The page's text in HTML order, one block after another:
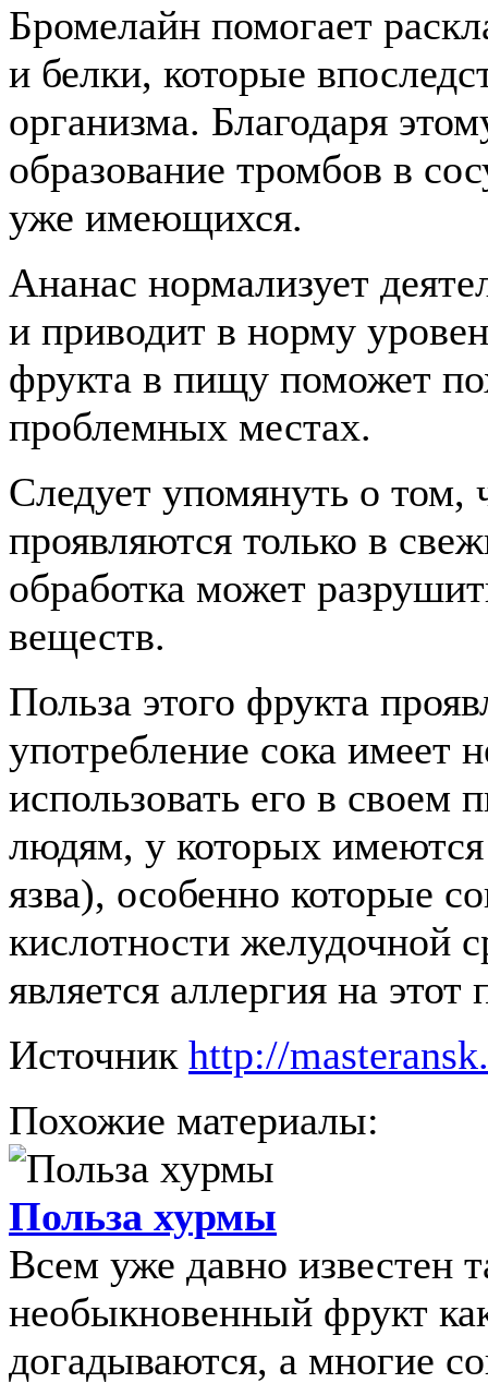
Бромелайн помогает
и белки, которые
организма. Благодаря
образование тромбов в
уже имеющихся.
Ананас нормализует
и приводит в норму
фрукта в пищу поможет
проблемных местах.
Следует упомянуть о том,
проявляются только в
обработка может
веществ.
Польза этого фрукта
употребление сока имеет
использовать его в своем
людям, у которых имеются
язва), особенно которые
кислотности желудочной
является аллергия на этот
Источник http://
Похожие материалы:
Польза хурмы
Всем уже давно известен
необыкновенный фрукт
догадываются, а многие